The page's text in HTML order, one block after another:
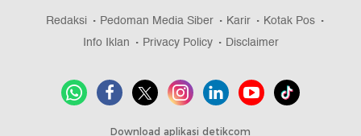
Redaksi Pedoman Media Siber Karir
Kotak Pos
Info Iklan
Privacy Policy Disclaimer
Download aplikasi detikcom